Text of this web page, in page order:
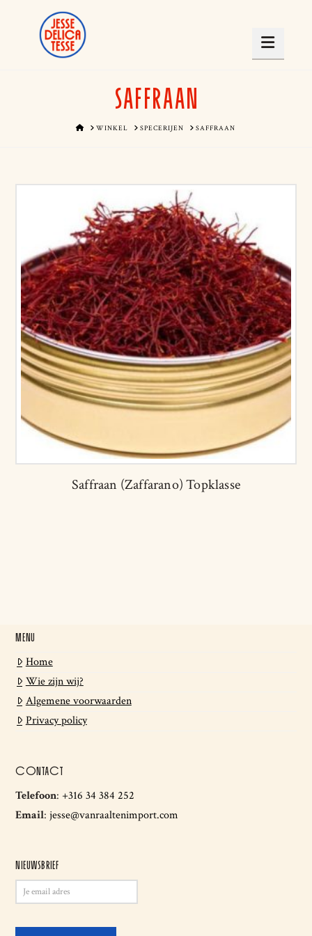
SAFFRAAN
HOMEWINKEL SPECERIJEN SAFFRAAN
Saffraan (Zaffarano) Topklasse
MENU
Home
Wie zijn wij?
Algemene voorwaarden
Privacy policy
CONTACT
Telefoon: +316 34 384 252
Email:jesse@vanraaltenimport.com
NIEUWSBRIEF